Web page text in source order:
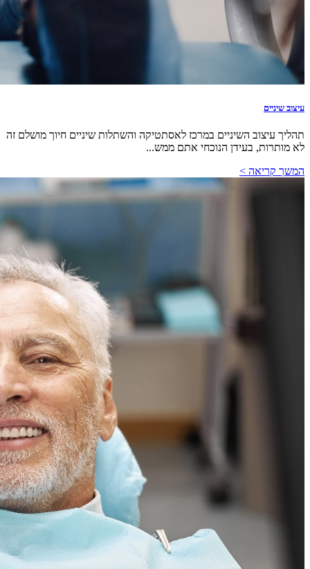
עיצוב שיניים
תהליך עיצוב השיניים במרכז לאסתטיקה והשתלות שיניים חיוך מושלם זה
לא מותרות, בעידן הנוכחי אתם ממש...
המשך קריאה >